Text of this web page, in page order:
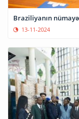
Braziliyanın
13-11-2024